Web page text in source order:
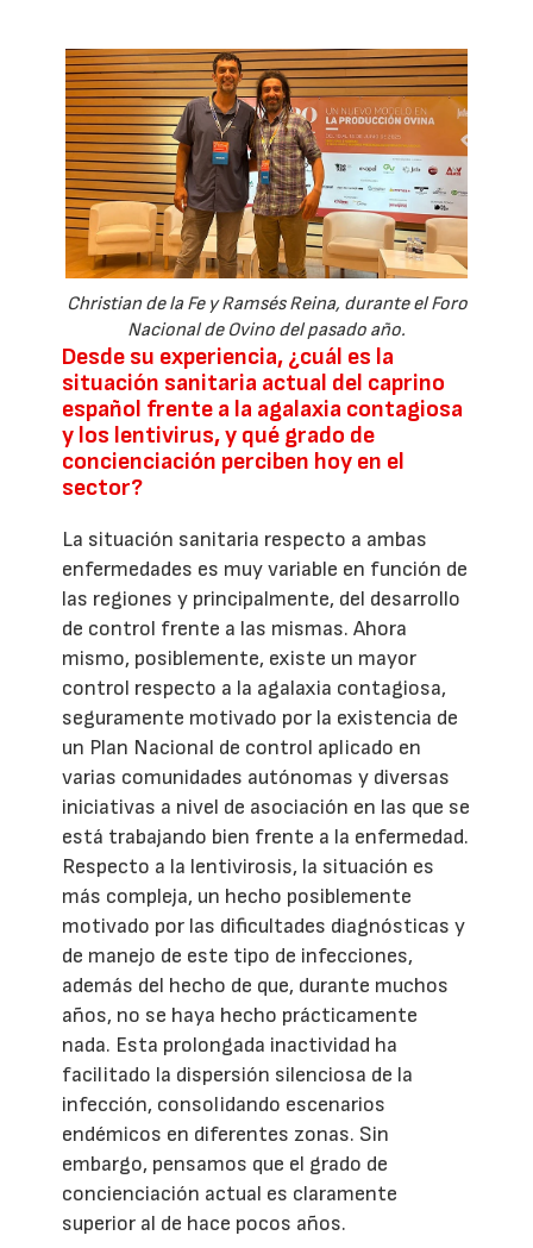
Christian de la Fe y Ramsés Reina, durante el Foro
Nacional de Ovino del pasado año.
Desde su experiencia, ¿cuál es la
situación sanitaria actual del caprino
español frente a la agalaxia contagiosa
y los lentivirus, y qué grado de
concienciación perciben hoy en el
sector?
La situación sanitaria respecto a ambas
enfermedades es muy variable en función de
las regiones y principalmente, del desarrollo
de control frente a las mismas. Ahora
mismo, posiblemente, existe un mayor
control respecto a la agalaxia contagiosa,
seguramente motivado por la existencia de
un Plan Nacional de control aplicado en
varias comunidades autónomas y diversas
iniciativas a nivel de asociación en las que se
está trabajando bien frente a la enfermedad.
Respecto a la lentivirosis, la situación es
más compleja, un hecho posiblemente
motivado por las dificultades diagnósticas y
de manejo de este tipo de infecciones,
además del hecho de que, durante muchos
años, no se haya hecho prácticamente
nada. Esta prolongada inactividad ha
facilitado la dispersión silenciosa de la
infección, consolidando escenarios
endémicos en diferentes zonas. Sin
embargo, pensamos que el grado de
concienciación actual es claramente
superior al de hace pocos años.